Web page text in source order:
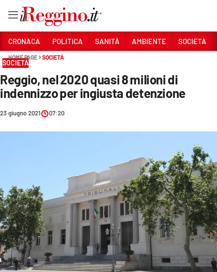
Sezioni
CRONACA
CULTURA
ECONOMIA E LAVORO
EVENTI
SPORT
CRONACA POLITICA SANITÀ AMBIENTE SOCIETÀ
HOME PAGE SOCIETÀ
SOCIETÀ
Reggio, nel 2020 quasi 8 milioni di
indennizzo per ingiusta detenzione
23 giugno 2021 07:20